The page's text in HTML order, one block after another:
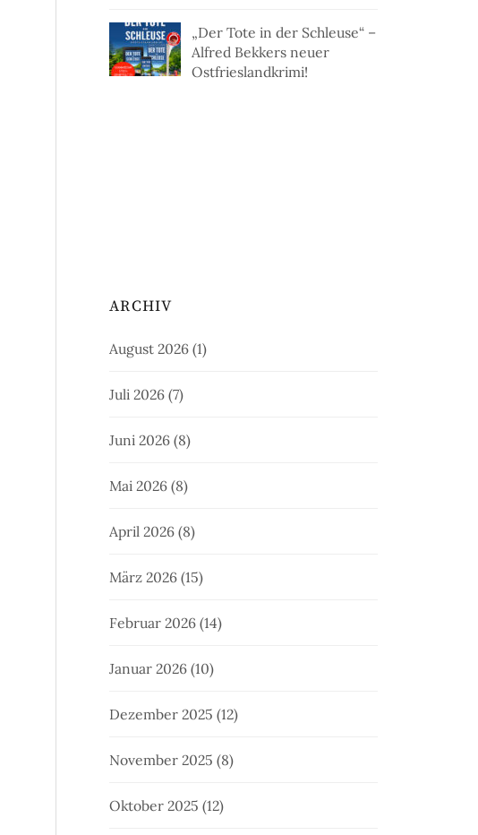
„Der Tote in der Schleuse“ –
Alfred Bekkers neuer
Ostfrieslandkrimi!
ARCHIV
August 2026 (1)
Juli 2026 (7)
Juni 2026 (8)
Mai 2026 (8)
April 2026 (8)
März 2026 (15)
Februar 2026 (14)
Januar 2026 (10)
Dezember 2025 (12)
November 2025 (8)
Oktober 2025 (12)